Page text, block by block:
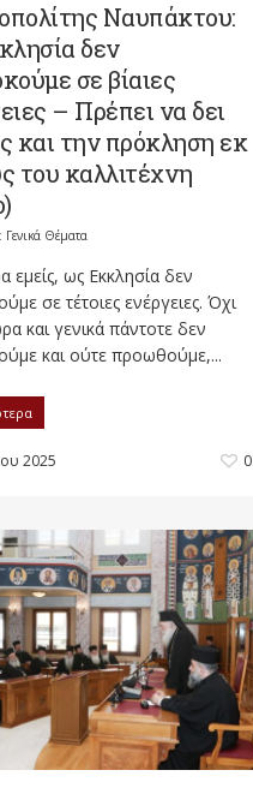
Ναυπάκτου:
δεν
σε βίαιες
– Πρέπει να δει
και την πρόκληση εκ
του καλλιτέχνη
Γενικά Θέματα
εμείς, ως Εκκλησία δεν
σε τέτοιες ενέργειες. Όχι
και γενικά πάντοτε δεν
και ούτε προωθούμε,...
2025 0